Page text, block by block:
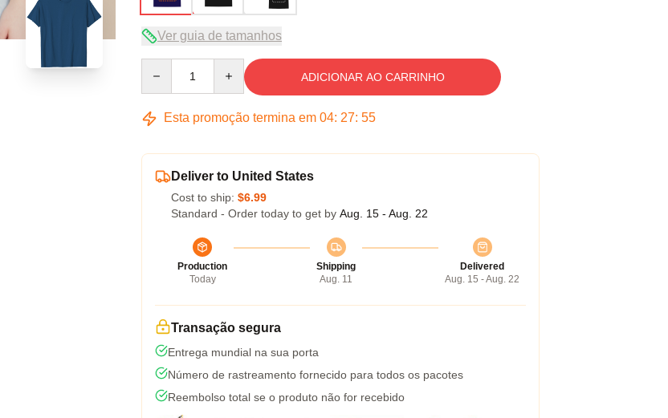
Ver guia de tamanhos
ADICIONAR AO CARRINHO
Esta promoção termina em 04: 27: 54
Deliver to United States
Cost to ship: $6.99
Standard - Order today to get by Aug. 15 - Aug. 22
Production
Today
Shipping
Aug. 11
Delivered
Aug. 15 - Aug. 22
Transação segura
Entrega mundial na sua porta
Número de rastreamento fornecido para todos os pacotes
Reembolso total se o produto não for recebido